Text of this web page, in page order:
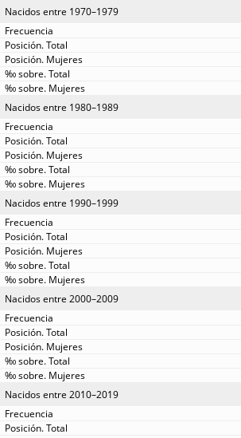
Nacidos entre 1970–1979
Nacidos entre 1980–1989
Nacidos entre 1990–1999
Nacidos entre 2000–2009
Nacidos entre 2010–2019